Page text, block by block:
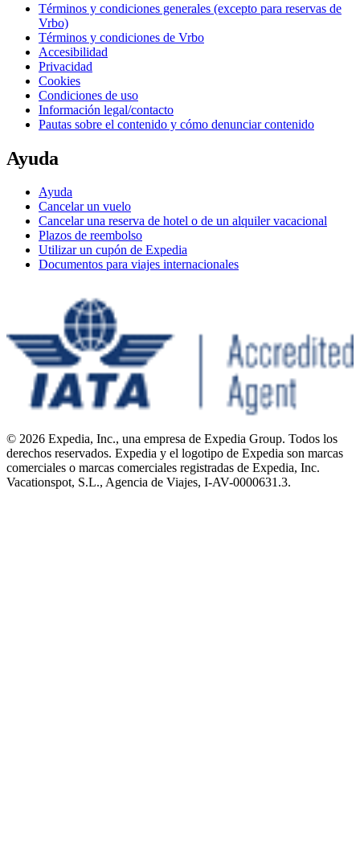
Términos y condiciones generales (excepto para reservas de
Vrbo)
Términos y condiciones de Vrbo
Accesibilidad
Privacidad
Cookies
Condiciones de uso
Información legal/contacto
Pautas sobre el contenido y cómo denunciar contenido
Ayuda
Ayuda
Cancelar un vuelo
Cancelar una reserva de hotel o de un alquiler vacacional
Plazos de reembolso
Utilizar un cupón de Expedia
Documentos para viajes internacionales
© 2026 Expedia, Inc., una empresa de Expedia Group. Todos los
derechos reservados. Expedia y el logotipo de Expedia son marcas
comerciales o marcas comerciales registradas de Expedia, Inc.
Vacationspot, S.L., Agencia de Viajes, I-AV-0000631.3.